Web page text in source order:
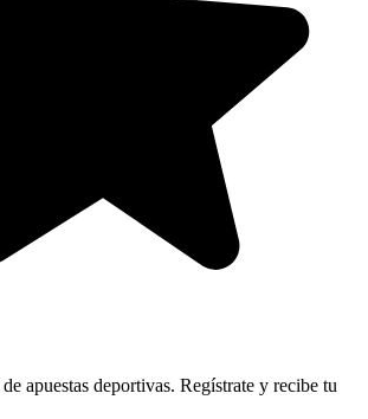
apuestas deportivas. Regístrate y recibe tu